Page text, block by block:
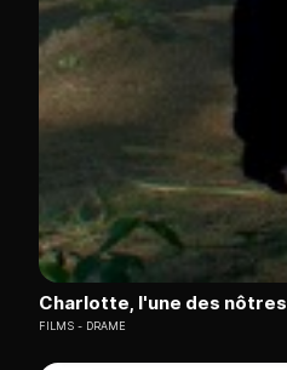
Charlotte, l'une des nôtres
FILMS DRAME